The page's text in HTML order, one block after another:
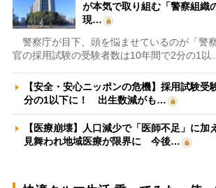
が本気で取り組む「警察組
現…
警察庁が目下、頭を悩ませているのが「警
官の採用試験の受験者数は10年間で2分の1以
【安全・安心ニッポンの危機】採用試験受
分の1以下に！ 出生数減がも…
【医療崩壊】人口減少で「医師不足」に加
見舞われ地域医療が限界に 今後…